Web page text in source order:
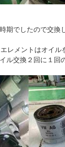
期でしたので交換
レメントはオイル
ル交換２回に１回